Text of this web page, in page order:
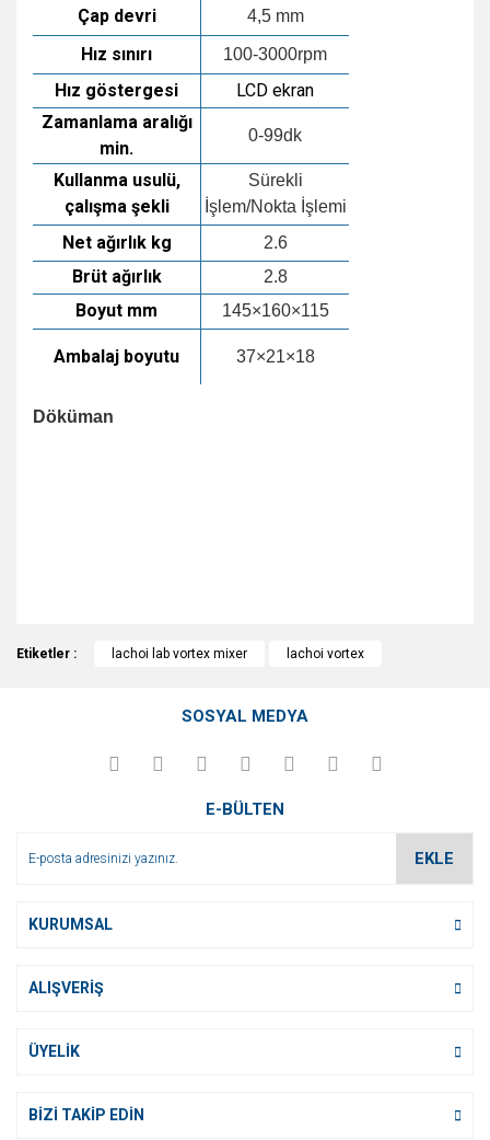
Çap devri
4,5 mm
Hız sınırı 100-3000rpm
Hız göstergesi
LCD ekran
Zamanlama aralığı
min.
0-99dk
Kullanma usulü,
çalışma şekli
Sürekli
İşlem/Nokta İşlemi
Net ağırlık kg 2.6
Brüt ağırlık 2.8
Boyut mm 145×160×115
Ambalaj boyutu 37×21×18
Döküman
konularda yetersiz gördüğünüz noktaları öneri formunu
Ürün bilgilerinde hatalar bulunuyor.
Etiketler : lachoi lab vortex mixer lachoi vortex
SOSYAL MEDYA
E-BÜLTEN
EKLE
KURUMSAL
ALIŞVERİŞ
ÜYELİK
BİZİ TAKİP EDİN